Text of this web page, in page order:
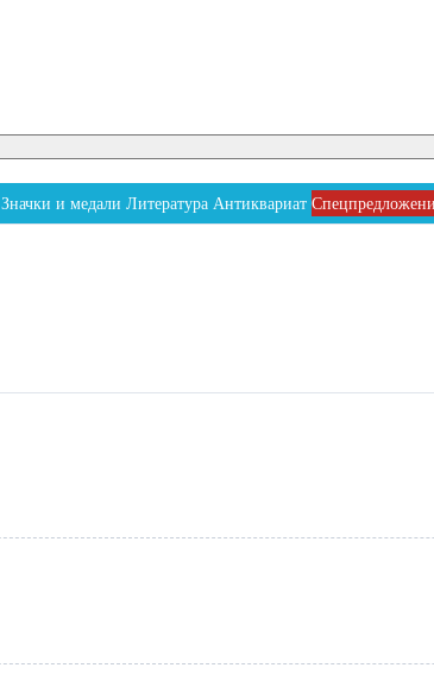
Значки и медали Литература Антиквариат